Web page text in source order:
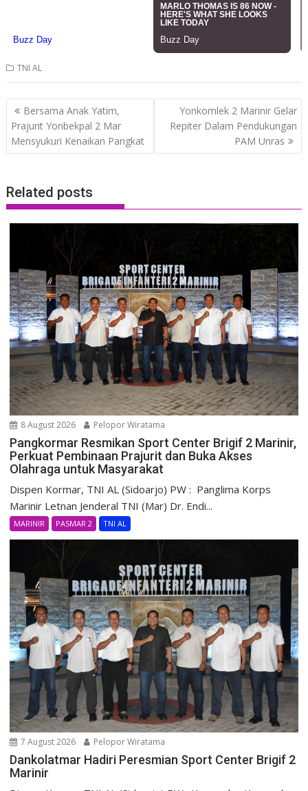
TNI AL
Post
navigation
Bersama Anak Yatim,
Prajurit Yonbekpal 2 Mar
Mensyukuri Kenaikan Pangkat
Yonkomlek 2 Marinir Gelar
Repiter Dalam Pendukungan
PAM Unras
Related posts
8 August 2026 Pelopor Wiratama
Pangkormar Resmikan Sport Center Brigif 2 Marinir,
Perkuat Pembinaan Prajurit dan Buka Akses
Olahraga untuk Masyarakat
Dispen Kormar, TNI AL (Sidoarjo) PW : Panglima Korps
Marinir Letnan Jenderal TNI (Mar) Dr. Endi...
MARINIR PASMAR 2 TNI AL
7 August 2026 Pelopor Wiratama
Dankolatmar Hadiri Peresmian Sport Center Brigif 2
Marinir